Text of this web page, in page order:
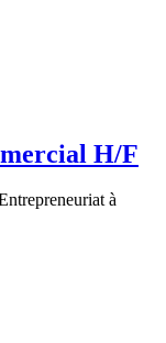
H/F
à